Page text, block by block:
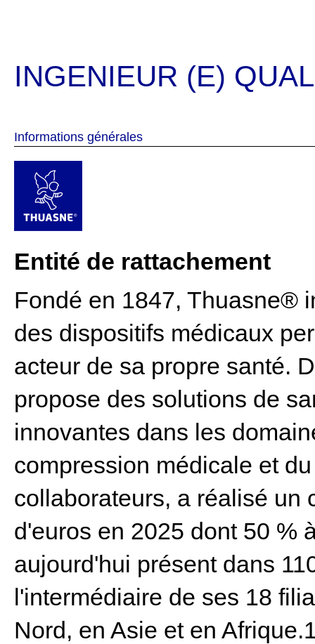
INGENIEUR (E)
Informations générales
Entité de rattachement
Fondé en 1847, Thuasne®
des dispositifs médicaux
acteur de sa propre santé.
propose des solutions de
innovantes dans les
compression médicale et
collaborateurs, a réalisé un
d'euros en 2025 dont 50 %
aujourd'hui présent dans
l'intermédiaire de ses 18
Nord, en Asie et en